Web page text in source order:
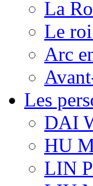
La
Le
Arc
Les
DAI
HU
LIN